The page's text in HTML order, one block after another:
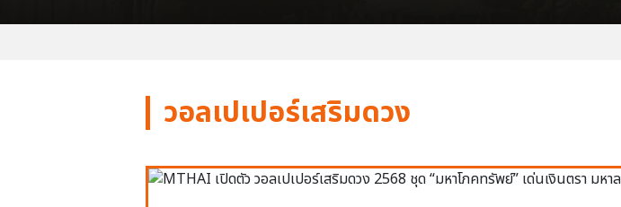
วอลเปเปอร์เสริมดวง